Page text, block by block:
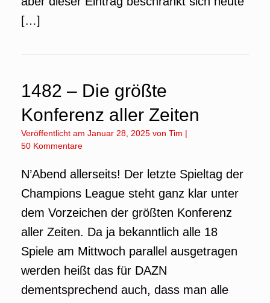
[…]
1482 – Die größte
Konferenz aller Zeiten
Veröffentlicht am Januar 28, 2025 von Tim |
50 Kommentare
N’Abend allerseits! Der letzte Spieltag der
Champions League steht ganz klar unter
dem Vorzeichen der größten Konferenz
aller Zeiten. Da ja bekanntlich alle 18
Spiele am Mittwoch parallel ausgetragen
werden heißt das für DAZN
dementsprechend auch, dass man alle